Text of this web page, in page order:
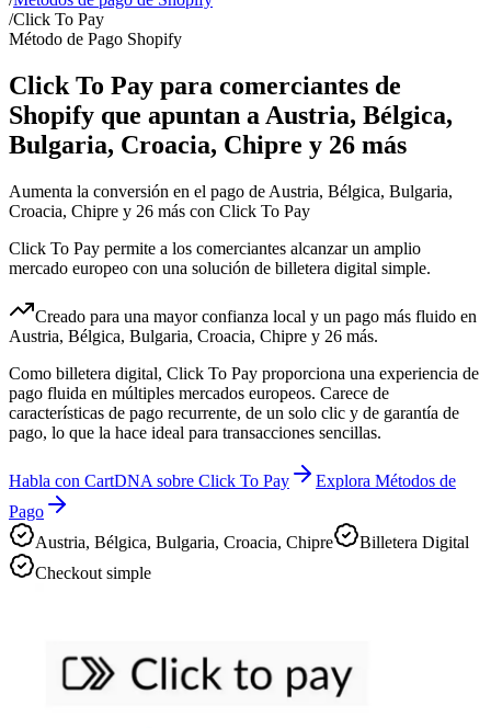
/Click To Pay
Método de Pago Shopify
Click To Pay para comerciantes de
Shopify que apuntan a Austria, Bélgica,
Bulgaria, Croacia, Chipre y 26 más
Aumenta la conversión en el pago de Austria, Bélgica, Bulgaria,
Croacia, Chipre y 26 más con Click To Pay
Click To Pay permite a los comerciantes alcanzar un amplio
mercado europeo con una solución de billetera digital simple.
Creado para una mayor confianza local y un pago más fluido en
Austria, Bélgica, Bulgaria, Croacia, Chipre y 26 más.
Como billetera digital, Click To Pay proporciona una experiencia de
pago fluida en múltiples mercados europeos. Carece de
características de pago recurrente, de un solo clic y de garantía de
pago, lo que la hace ideal para transacciones sencillas.
Habla con CartDNA sobre Click To Pay
Explora Métodos de
Pago
Austria, Bélgica, Bulgaria, Croacia, Chipre
Billetera Digital
Checkout simple